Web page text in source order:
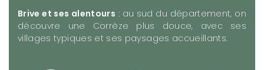
Brive et ses alentours : au sud du département, on
découvre une Corrèze plus douce, avec ses
villages typiques et ses paysages accueillants.